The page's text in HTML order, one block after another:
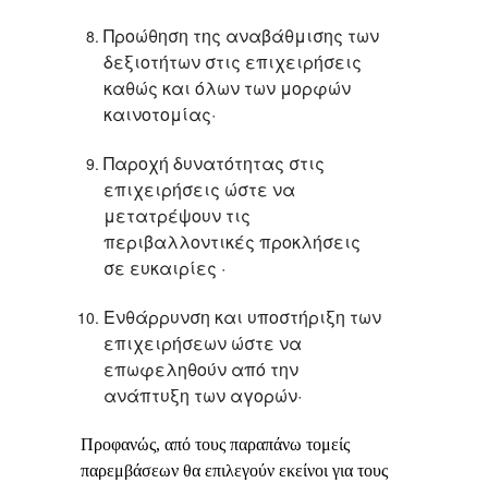
Προώθηση της αναβάθμισης των
δεξιοτήτων στις επιχειρήσεις
καθώς και όλων των μορφών
καινοτομίας·
Παροχή δυνατότητας στις
επιχειρήσεις ώστε να
μετατρέψουν τις
περιβαλλοντικές προκλήσεις
σε ευκαιρίες ·
Ενθάρρυνση και υποστήριξη των
επιχειρήσεων ώστε να
επωφεληθούν από την
ανάπτυξη των αγορών·
Προφανώς, από τους παραπάνω τομείς
παρεμβάσεων θα επιλεγούν εκείνοι για τους